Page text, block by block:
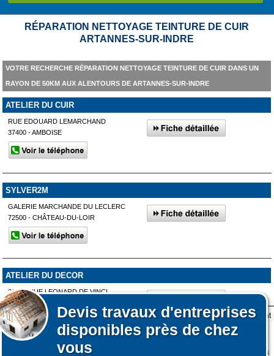
RÉPARATION NETTOYAGE TEINTURE DE CUIR
ARTANNES-SUR-INDRE
Devis travaux d'entreprises
disponibles près de chez
vous
VOTRE RECHERCHE RÉPARATION NETTOYAGE TEINTURE DE CUIR DANS UN
RAYON DE 50KM AUX ALENTOURS DE ARTANNES-SUR-INDRE
ATELIER DU CUIR
RUE EDOUARD LEMARCHAND
37400 - AMBOISE
SYLVER2M
GALERIE MARCHANDE DU LECLERC
72500 - CHÂTEAU-DU-LOIR
ATELIER DU DECOR
21 AVENUE LEONARD DE VINCI
37270 - MONTLOUIS-SUR-LOIRE
Lors de votre visite sur notre site des fichiers informatiques nommés cookies sont
déposés sur votre terminal. Ces cookies sont utilisés pour la navigation, le
fonctionnement du site et les mesures d'audience pour l'éditeur.
Nous ne collectons pas vos données personnelles au travers des cookies à des